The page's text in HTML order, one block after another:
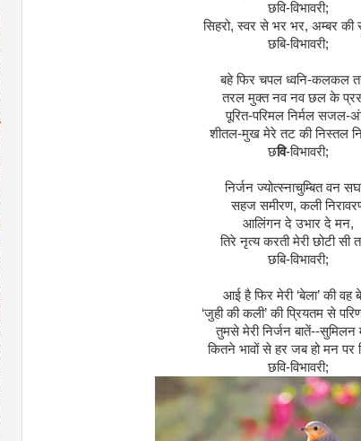
छवि-विभावरी;
सिहरो,स्वर से भर भर, अम्बर की
छबि-विभावरी;
बहे फिर चपल ध्वनि-कलकल
तरल मुक्त नव नव छल के
पूरित-परिमल निर्मल सजल-
शीतल-मुख मेरे तट की निस्तल
छवि-विभावरी;
निर्जन ज्योत्स्नाचुम्बित वन
सहज समीरण,कली
आलिंगन दे उभार दे मन,
तिरे नृत्य करती मेरी छोटी सी
छबि-विभावरी;
आई है फिर मेरी ‘बेला’की वह
‘जुही की कली’की प्रियतम से
तुमसे मेरी निर्जन बातें--सुमिलन
कितने भावों से हर जब हो मन पर
छवि-विभावरी;